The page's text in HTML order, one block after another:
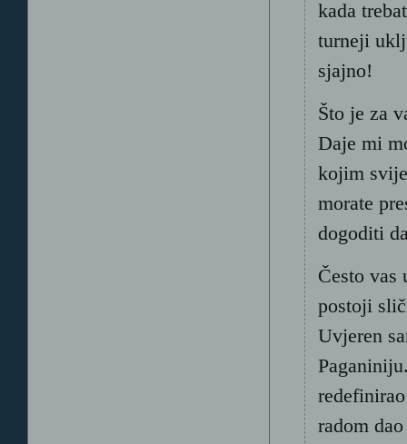
kada
turneji
sjajno!
Što je za
Daje mi
kojim
morate
dogoditi
Često vas
postoji
Uvjeren
radom